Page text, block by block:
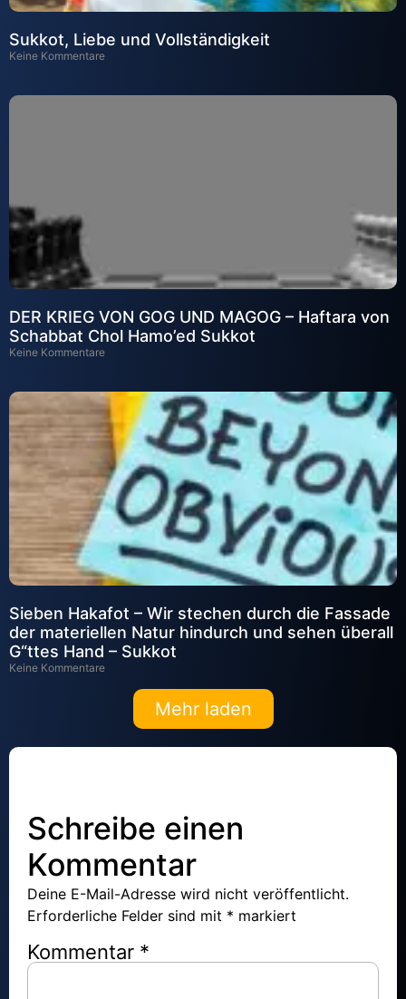
Sukkot, Liebe und Vollständigkeit
Keine Kommentare
DER KRIEG VON GOG UND MAGOG – Haftara von
Schabbat Chol Hamo’ed Sukkot
Keine Kommentare
Sieben Hakafot – Wir stechen durch die Fassade
der materiellen Natur hindurch und sehen überall
G“ttes Hand – Sukkot
Keine Kommentare
Mehr laden
Schreibe einen
Kommentar
Deine E-Mail-Adresse wird nicht veröffentlicht.
Erforderliche Felder sind mit * markiert
Kommentar *